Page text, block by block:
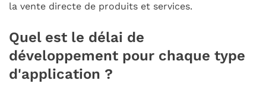
la vente directe de produits et services.
Quel est le délai de
développement pour chaque type
d'application ?